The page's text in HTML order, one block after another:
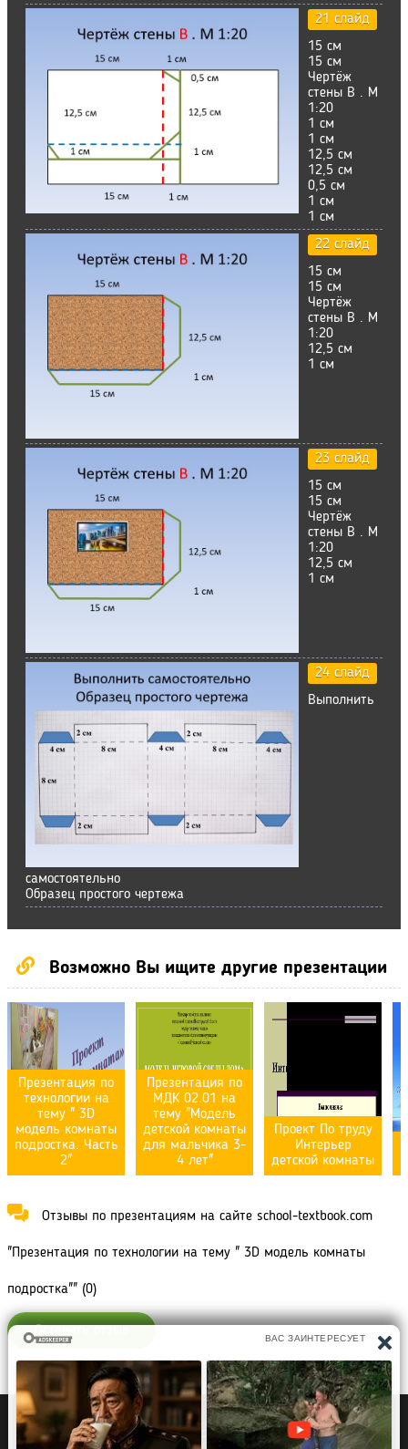
21 слайд
15 см
15 см
Чертёж
стены В . М
1:20
1 см
1 см
12,5 см
12,5 см
0,5 см
1 см
1 см
22 слайд
15 см
15 см
Чертёж
стены В . М
1:20
12,5 см
1 см
23 слайд
15 см
15 см
Чертёж
стены В . М
1:20
12,5 см
1 см
24 слайд
Выполнить
самостоятельно
Образец простого чертежа
Возможно Вы ищите другие презентации
Презентация по
технологии на
тему " 3D
модель комнаты
подростка. Часть
2"
Презентация по
МДК 02.01 на
тему "Модель
детской комнаты
для мальчика 3-
4 лет"
Проект По труду
Интерьер
детской комнаты
Отзывы по презентациям на сайте school-textbook.com
"Презентация по технологии на тему " 3D модель комнаты
подростка"" (0)
Оставить отзыв
Политика конфиденциальности